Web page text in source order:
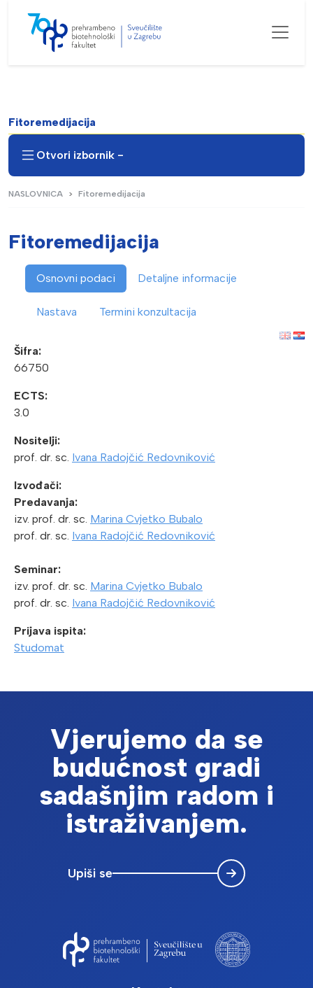
Fitoremedijacija
Otvori izbornik -
NASLOVNICA Fitoremedijacija
Fitoremedijacija
Osnovni podaci Detaljne informacije
Nastava Termini konzultacija
Šifra:
66750
ECTS:
3.0
Nositelji:
prof. dr. sc. Ivana Radojčić Redovniković
Izvođači:
Predavanja:
izv. prof. dr. sc. Marina Cvjetko Bubalo
prof. dr. sc. Ivana Radojčić Redovniković
Seminar:
izv. prof. dr. sc. Marina Cvjetko Bubalo
prof. dr. sc. Ivana Radojčić Redovniković
Prijava ispita:
Studomat
Vjerujemo da se
budućnost gradi
sadašnjim radom i
istraživanjem.
Upiši se